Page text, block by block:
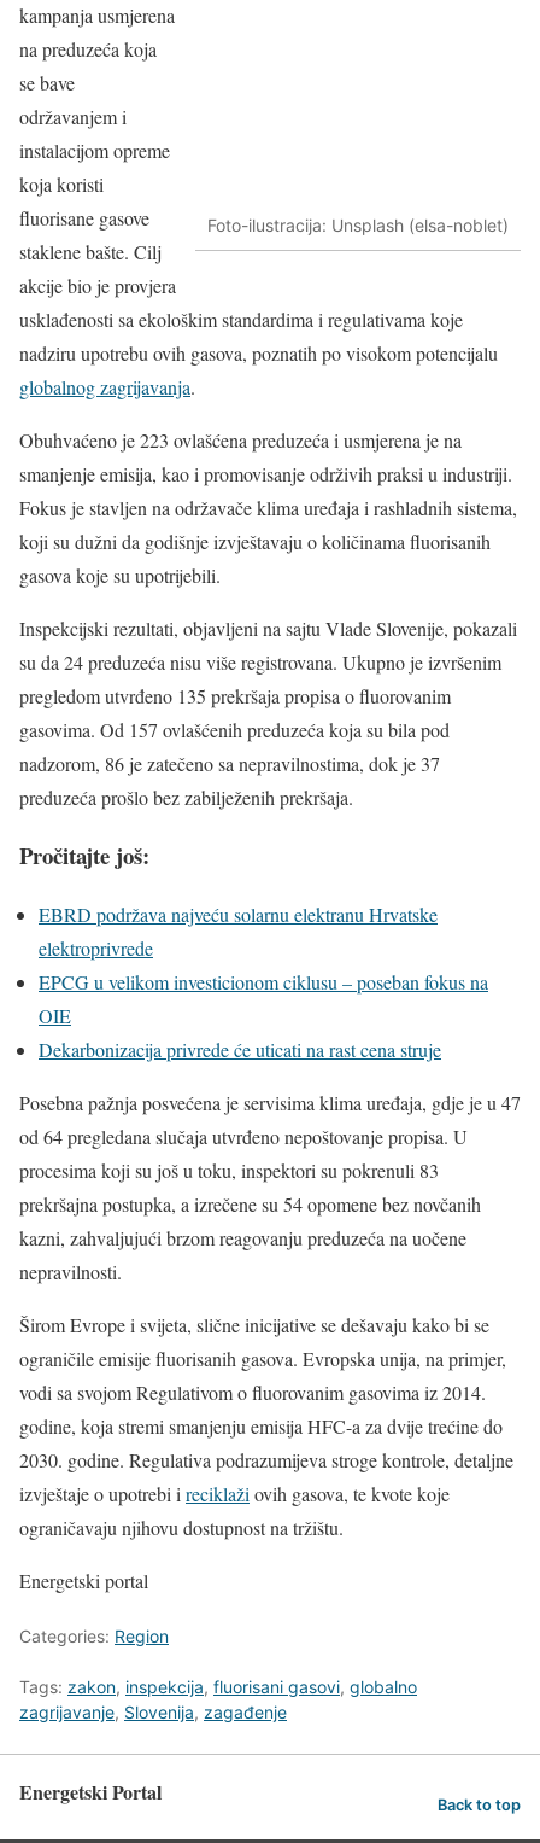
Foto-ilustracija: Unsplash (elsa-noblet)
kampanja usmjerena
na preduzeća koja
se bave
održavanjem i
instalacijom opreme
koja koristi
fluorisane gasove
staklene bašte. Cilj
akcije bio je provjera
usklađenosti sa ekološkim standardima i regulativama koje
nadziru upotrebu ovih gasova, poznatih po visokom potencijalu
globalnog zagrijavanja.
Obuhvaćeno je 223 ovlašćena preduzeća i usmjerena je na
smanjenje emisija, kao i promovisanje održivih praksi u industriji.
Fokus je stavljen na održavače klima uređaja i rashladnih sistema,
koji su dužni da godišnje izvještavaju o količinama fluorisanih
gasova koje su upotrijebili.
Inspekcijski rezultati, objavljeni na sajtu Vlade Slovenije, pokazali
su da 24 preduzeća nisu više registrovana. Ukupno je izvršenim
pregledom utvrđeno 135 prekršaja propisa o fluorovanim
gasovima. Od 157 ovlašćenih preduzeća koja su bila pod
nadzorom, 86 je zatečeno sa nepravilnostima, dok je 37
preduzeća prošlo bez zabilježenih prekršaja.
Pročitajte još:
EBRD podržava najveću solarnu elektranu Hrvatske
elektroprivrede
EPCG u velikom investicionom ciklusu – poseban fokus na
OIE
Dekarbonizacija privrede će uticati na rast cena struje
Posebna pažnja posvećena je servisima klima uređaja, gdje je u 47
od 64 pregledana slučaja utvrđeno nepoštovanje propisa. U
procesima koji su još u toku, inspektori su pokrenuli 83
prekršajna postupka, a izrečene su 54 opomene bez novčanih
kazni, zahvaljujući brzom reagovanju preduzeća na uočene
nepravilnosti.
Širom Evrope i svijeta, slične inicijative se dešavaju kako bi se
ograničile emisije fluorisanih gasova. Evropska unija, na primjer,
vodi sa svojom Regulativom o fluorovanim gasovima iz 2014.
godine, koja stremi smanjenju emisija HFC-a za dvije trećine do
2030. godine. Regulativa podrazumijeva stroge kontrole, detaljne
izvještaje o upotrebi i reciklaži ovih gasova, te kvote koje
ograničavaju njihovu dostupnost na tržištu.
Energetski portal
Categories: Region
Tags: zakon, inspekcija, fluorisani gasovi, globalno
zagrijavanje, Slovenija, zagađenje
Energetski Portal Back to top